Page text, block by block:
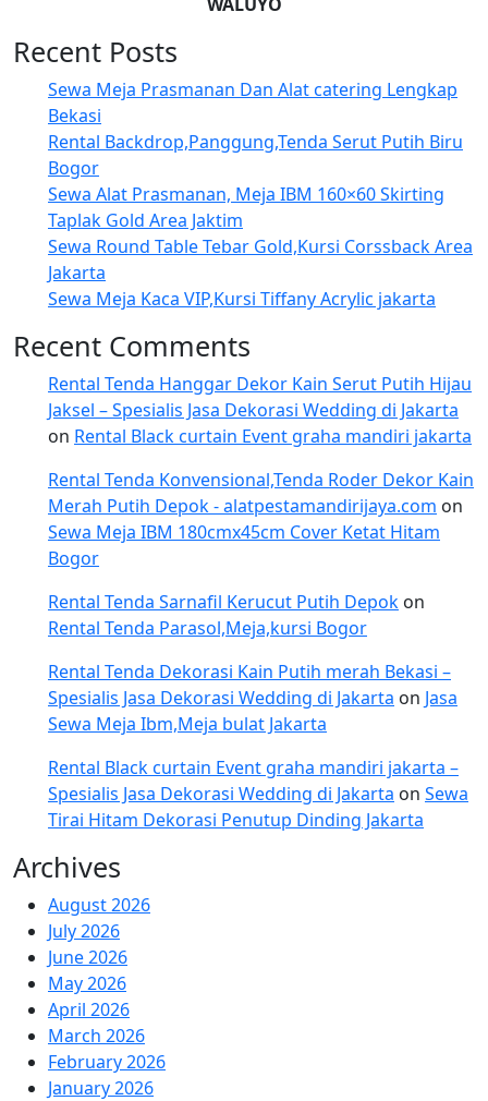
Recent Posts
Sewa Meja Prasmanan Dan Alat catering Lengkap
Bekasi
Rental Backdrop,Panggung,Tenda Serut Putih Biru
Bogor
Sewa Alat Prasmanan, Meja IBM 160×60 Skirting
Taplak Gold Area Jaktim
Sewa Round Table Tebar Gold,Kursi Corssback Area
Jakarta
Sewa Meja Kaca VIP,Kursi Tiffany Acrylic jakarta
Recent Comments
Rental Tenda Hanggar Dekor Kain Serut Putih Hijau
Jaksel – Spesialis Jasa Dekorasi Wedding di Jakarta
on Rental Black curtain Event graha mandiri jakarta
Rental Tenda Konvensional,Tenda Roder Dekor Kain
Merah Putih Depok - alatpestamandirijaya.com on
Sewa Meja IBM 180cmx45cm Cover Ketat Hitam
Bogor
Rental Tenda Sarnafil Kerucut Putih Depok on
Rental Tenda Parasol,Meja,kursi Bogor
Rental Tenda Dekorasi Kain Putih merah Bekasi –
Spesialis Jasa Dekorasi Wedding di Jakarta on Jasa
Sewa Meja Ibm,Meja bulat Jakarta
Rental Black curtain Event graha mandiri jakarta –
Spesialis Jasa Dekorasi Wedding di Jakarta on Sewa
Tirai Hitam Dekorasi Penutup Dinding Jakarta
Archives
August 2026
July 2026
June 2026
May 2026
April 2026
March 2026
February 2026
January 2026